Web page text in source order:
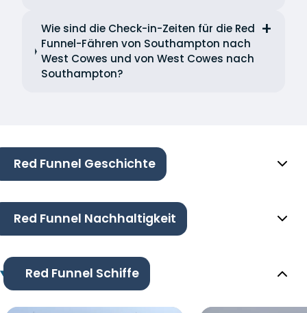
Wie sind die Check-in-Zeiten für die Red
Funnel-Fähren von Southampton nach
West Cowes und von West Cowes nach
Southampton?
Red Funnel Geschichte
Red Funnel Nachhaltigkeit
Red Funnel Schiffe